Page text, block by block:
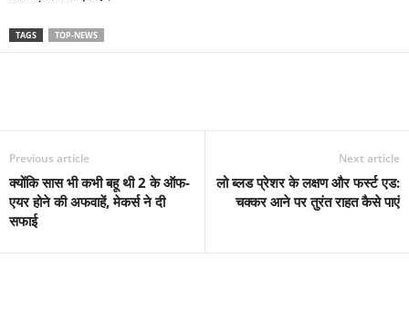
TAGS TOP-NEWS
Previous article
क्योंकि सास भी कभी बहू थी 2 के ऑफ-
एयर होने की अफवाहें, मेकर्स ने दी
सफाई
Next article
लो ब्लड प्रेशर के लक्षण और फर्स्ट एड:
चक्कर आने पर तुरंत राहत कैसे पाएं